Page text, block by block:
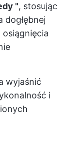
", stosując
dogłębnej
wyjaśnić
i